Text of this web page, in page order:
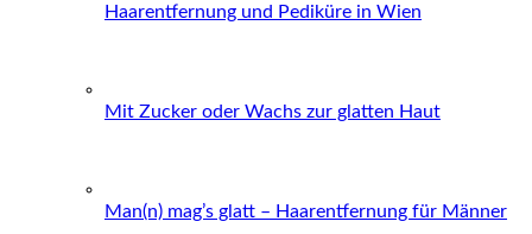
Haarentfernung und Pediküre in Wien
Mit Zucker oder Wachs zur glatten Haut
Man(n) mag’s glatt – Haarentfernung für Männer